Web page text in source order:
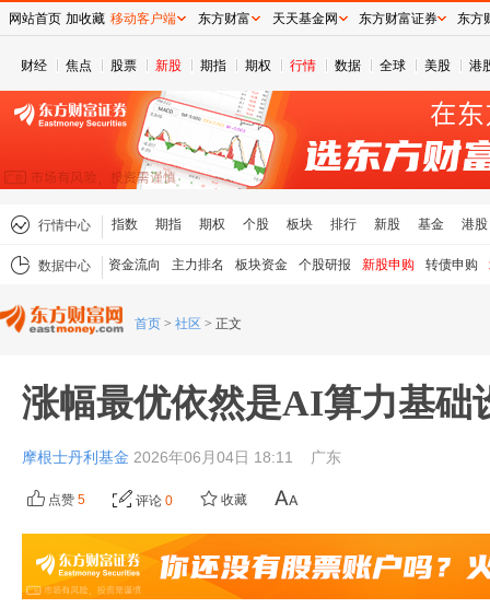
财经 焦点 股票 新股 期指 期权 行情 数据 全球 美股 港
行情中心 指数 期指 期权 个股 板块 排行 新股 基金 港股
数据中心 资金流向 主力排名 板块资金 个股研报 新股申购 转债申购
首页 > 社区 > 正文
涨幅最优依然是AI算力基础
摩根士丹利基金 2026年06月04日 18:11 广东
点赞 5 评论 0 收藏
网站首页 加收藏 移动客户端 东方财富 天天基金网 东方财富证券 东方